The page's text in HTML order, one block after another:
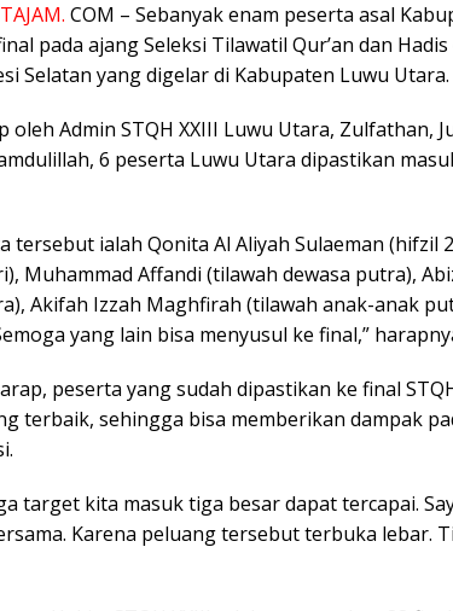
COM – Sebanyak enam peserta asal
pada ajang Seleksi Tilawatil Qur’an dan
Selatan yang digelar di Kabupaten Luwu Utara.
oleh Admin STQH XXIII Luwu Utara, Zulfathan,
6 peserta Luwu Utara dipastikan
tersebut ialah Qonita Al Aliyah Sulaeman (hifzil
Muhammad Affandi (tilawah dewasa putra),
Akifah Izzah Maghfirah (tilawah anak-anak
yang lain bisa menyusul ke final,”
peserta yang sudah dipastikan ke final
terbaik, sehingga bisa memberikan dampak
target kita masuk tiga besar dapat tercapai.
Karena peluang tersebut terbuka lebar.